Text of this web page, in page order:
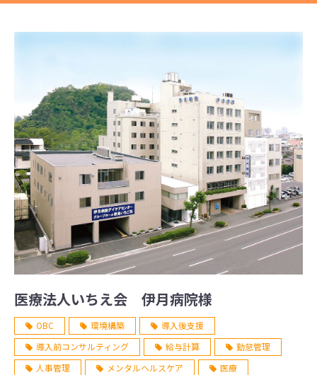
医療法人いちえ会 伊月病院様
OBC 環境構築
導入後支援
導入前コンサルティング
給与計算
勤怠管理
人事管理
メンタルヘルスケア
医療